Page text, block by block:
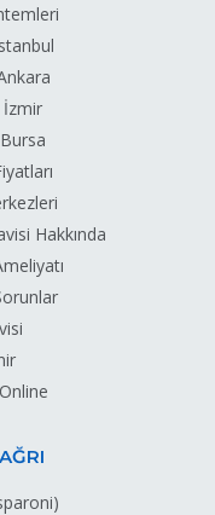
İzmir
Hakkında